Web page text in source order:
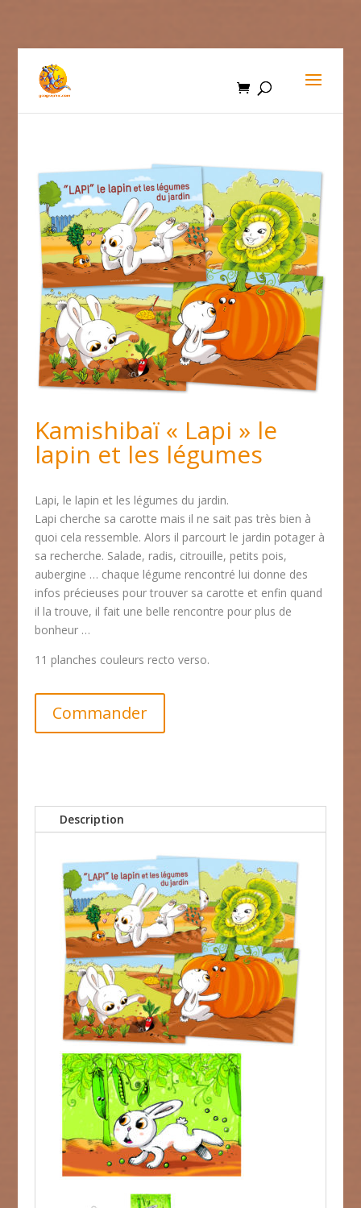
Kamishibaï « Lapi » le
lapin et les légumes
Lapi, le lapin et les légumes du jardin.
Lapi cherche sa carotte mais il ne sait pas très bien à
quoi cela ressemble. Alors il parcourt le jardin potager à
sa recherche. Salade, radis, citrouille, petits pois,
aubergine … chaque légume rencontré lui donne des
infos précieuses pour trouver sa carotte et enfin quand
il la trouve, il fait une belle rencontre pour plus de
bonheur …
11 planches couleurs recto verso.
Commander
Description